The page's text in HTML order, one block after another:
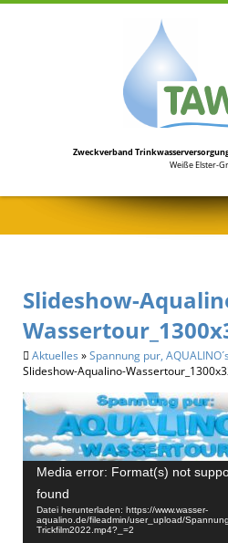
Zweckverband
Weiße Elster-
Slideshow-
Aktuelles »Spannung pur,
Slideshow-Aqualino-
Video-
Player
Media error: Format(s) not
found
Datei herunterladen: https://www.wasser-
aqualino.de/fileadmin/user_upload/
Trickfilm2022.mp4?_=2